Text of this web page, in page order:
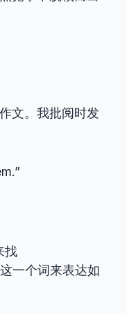
文。我批阅时发
找
一个词来表达如